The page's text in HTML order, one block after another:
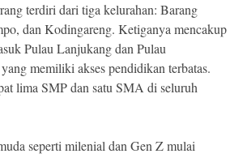
terdiri dari tiga kelurahan: Barang
dan Kodingareng. Ketiganya mencakup
Pulau Lanjukang dan Pulau
memiliki akses pendidikan terbatas.
lima SMP dan satu SMA di seluruh
seperti milenial dan Gen Z mulai